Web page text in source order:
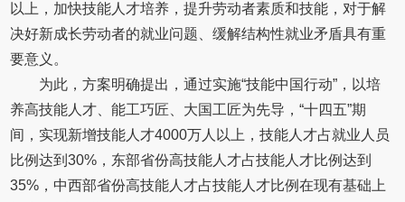
以上，加快技能人才培养，提升劳动者素质和技能，对于解
决好新成长劳动者的就业问题、缓解结构性就业矛盾具有重
要意义。
为此，方案明确提出，通过实施“技能中国行动”，以培
养高技能人才、能工巧匠、大国工匠为先导，“十四五”期
间，实现新增技能人才4000万人以上，技能人才占就业人员
比例达到30%，东部省份高技能人才占技能人才比例达到
35%，中西部省份高技能人才占技能人才比例在现有基础上